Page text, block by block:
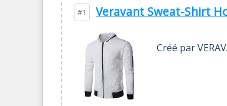
#1 Veravant Sweat-Shirt
Créé par